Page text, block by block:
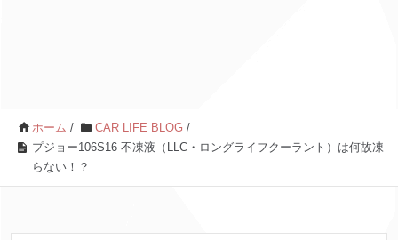
ホーム / CAR LIFE BLOG /
プジョー106S16 不凍液（LLC・ロングライフクーラント）は何故凍
らない！？